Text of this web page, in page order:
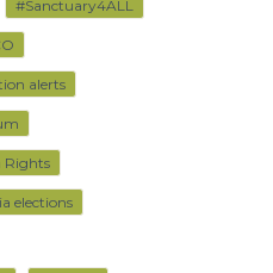
#Sanctuary4ALL
alerts
Rights
elections